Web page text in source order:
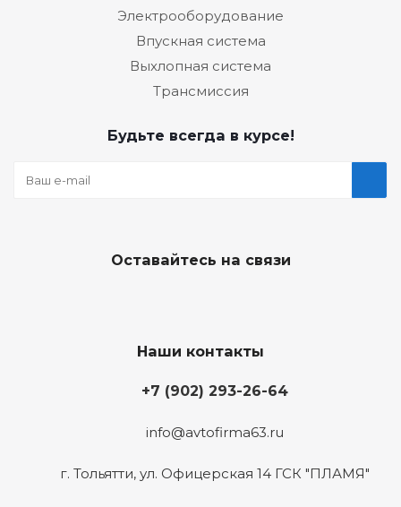
Электрооборудование
Впускная система
Выхлопная система
Трансмиссия
Будьте всегда в курсе!
Оставайтесь на связи
Наши контакты
+7 (902) 293-26-64
info@avtofirma63.ru
г. Тольятти, ул. Офицерская 14 ГСК "ПЛАМЯ"